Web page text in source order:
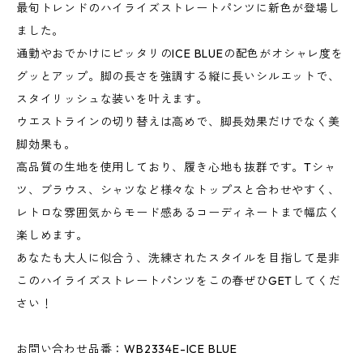
最旬トレンドのハイライズストレートパンツに新色が登場し
ました。
通勤やおでかけにピッタリのICE BLUEの配色がオシャレ度を
グッとアップ。脚の長さを強調する縦に長いシルエットで、
スタイリッシュな装いを叶えます。
ウエストラインの切り替えは高めで、脚長効果だけでなく美
脚効果も。
高品質の生地を使用しており、履き心地も抜群です。Tシャ
ツ、ブラウス、シャツなど様々なトップスと合わせやすく、
レトロな雰囲気からモード感あるコーディネートまで幅広く
楽しめます。
あなたも大人に似合う、洗練されたスタイルを目指して是非
このハイライズストレートパンツをこの春ぜひGETしてくだ
さい！
お問い合わせ品番：WB2334E-ICE BLUE